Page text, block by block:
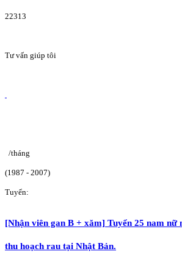
22313
Tư vấn giúp tôi
/tháng
(1987 - 2007)
Tuyển:
[Nhận viên gan B + xăm] Tuyển 25 nam nữ
thu hoạch rau tại Nhật Bản.